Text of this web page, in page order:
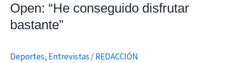
Open: “He conseguido disfrutar
bastante”
Deportes, Entrevistas /REDACCIÓN